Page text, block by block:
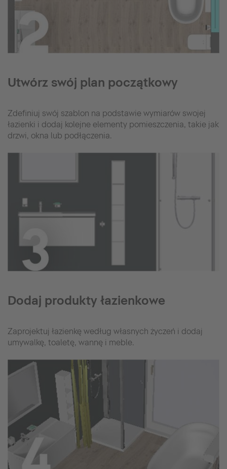
Utwórz swój plan początkowy
Zdefiniuj swój szablon na podstawie wymiarów swojej
łazienki i dodaj kolejne elementy pomieszczenia, takie jak
drzwi, okna lub podłączenia.
Dodaj produkty łazienkowe
Zaprojektuj łazienkę według własnych życzeń i dodaj
umywalkę, toaletę, wannę i meble.